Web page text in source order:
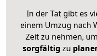
In der Tat gibt es
einem Umzug nach
Zeit zu nehmen,
sorgfältig zu